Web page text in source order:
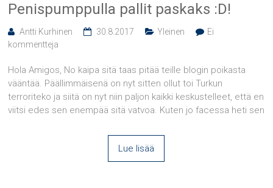
Penispumppulla pallit paskaks :D!
Antti Kurhinen 30.8.2017 Yleinen
Ei
kommentteja
Hola Amigos, No kaipa sitä taas pitää teille blogin poikasta
vääntää. Päällimmäisenä on nyt sitten ollut toi Turkun
terroriteko ja siitä on nyt niin paljon kaikki keskustelleet, että en
viitsi edes sen enempää sitä vatvoa. Kuten jo facessa heti sen
Lue lisää